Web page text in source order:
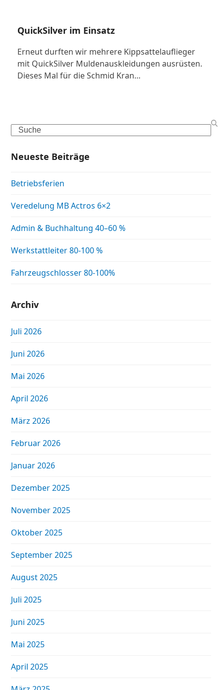
QuickSilver im Einsatz
Erneut durften wir mehrere Kippsattelauflieger
mit QuickSilver Muldenauskleidungen ausrüsten.
Dieses Mal für die Schmid Kran…
Search
Neueste Beiträge
Betriebsferien
Veredelung MB Actros 6×2
Admin & Buchhaltung 40–60 %
Werkstattleiter 80-100 %
Fahrzeugschlosser 80-100%
Archiv
Juli 2026
Juni 2026
Mai 2026
April 2026
März 2026
Februar 2026
Januar 2026
Dezember 2025
November 2025
Oktober 2025
September 2025
August 2025
Juli 2025
Juni 2025
Mai 2025
April 2025